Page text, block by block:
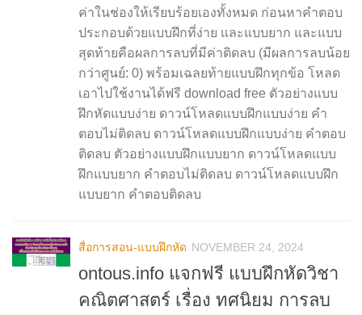
ค่าในช่องให้เรียบร้อยเองทั้งหมด ก่อนหาคำตอบ
ประกอบด้วยแบบฝึกที่ง่าย และแบบยาก และแบบ
สุดท้ายคือผลการลบที่มีค่าติดลบ (มีผลการลบน้อย
กว่าศูนย์: 0) พร้อมเฉลยท้ายแบบฝึกทุกข้อ โหลด
เอาไปใช้งานได้ฟรี download free ตัวอย่างแบบ
ฝึกหัดแบบง่าย ดาวน์โหลดแบบฝึกแบบง่าย คำ
ตอบไม่ติดลบ ดาวน์โหลดแบบฝึกแบบง่าย คำตอบ
ติดลบ ตัวอย่างแบบฝึกแบบยาก ดาวน์โหลดแบบ
ฝึกแบบยาก คำตอบไม่ติดลบ ดาวน์โหลดแบบฝึก
แบบยาก คำตอบติดลบ
สื่อการสอน-แบบฝึกหัด NOVEMBER 24, 2024
ontous.info แจกฟรี แบบฝึกหัดวิชา
คณิตศาสตร์ เรื่อง ทศนิยม การลบ